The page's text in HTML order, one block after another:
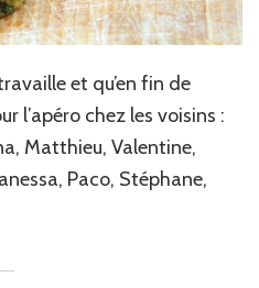
et qu’en fin de
l’apéro chez les voisins :
Matthieu, Valentine,
Paco, Stéphane,